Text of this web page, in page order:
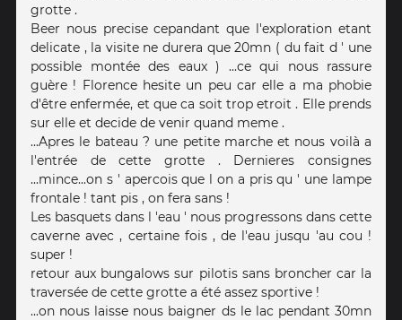
grotte .
Beer nous precise cepandant que l'exploration etant
delicate , la visite ne durera que 20mn ( du fait d ' une
possible montée des eaux ) ...ce qui nous rassure
guère ! Florence hesite un peu car elle a ma phobie
d'être enfermée, et que ca soit trop etroit . Elle prends
sur elle et decide de venir quand meme .
...Apres le bateau ? une petite marche et nous voilà a
l'entrée de cette grotte . Dernieres consignes
...mince...on s ' apercois que l on a pris qu ' une lampe
frontale ! tant pis , on fera sans !
Les basquets dans l 'eau ' nous progressons dans cette
caverne avec , certaine fois , de l'eau jusqu 'au cou !
super !
retour aux bungalows sur pilotis sans broncher car la
traversée de cette grotte a été assez sportive !
...on nous laisse nous baigner ds le lac pendant 30mn